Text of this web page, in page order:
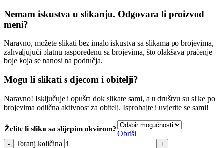
Nemam iskustva u slikanju. Odgovara li proizvod
meni?
Naravno, možete slikati bez imalo iskustva sa slikama po brojevima,
zahvaljujući platnu raspoređenu sa brojevima, što olakšava praćenje
boje koja se nanosi na područja.
Mogu li slikati s djecom i obitelji?
Naravno! Isključuje i opušta dok slikate sami, a u društvu su slike po
brojevima odlična aktivnost za obitelj. Isprobajte i uvjerite se sami!
Želite li sliku sa slijepim okvirom?
Obriši
Toranj količina